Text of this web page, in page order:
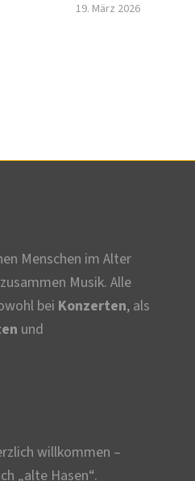
19. März 2026
Menschen im Alter
Musik. Alle
bei Konzerten, als
und
willkommen –
„alte Hasen“.